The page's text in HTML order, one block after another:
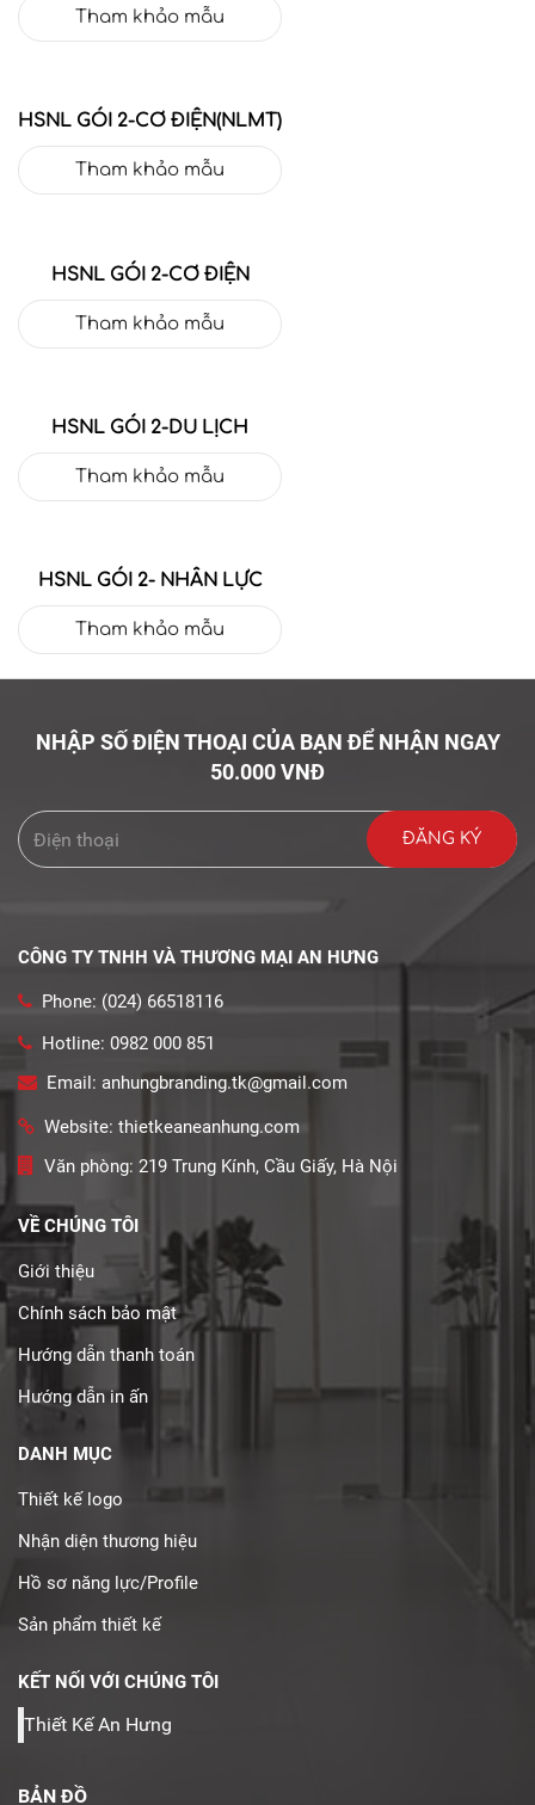
Tham khảo mẫu
HSNL GÓI 2-CƠ ĐIỆN(NLMT)
Tham khảo mẫu
HSNL GÓI 2-CƠ ĐIỆN
Tham khảo mẫu
HSNL GÓI 2-DU LỊCH
Tham khảo mẫu
HSNL GÓI 2- NHÂN LỰC
Tham khảo mẫu
NHẬP SỐ ĐIỆN THOẠI CỦA BẠN ĐỂ NHẬN NGAY
50.000 VNĐ
CÔNG TY TNHH VÀ THƯƠNG MẠI AN HƯNG
Phone: (024) 66518116
Hotline: 0982 000 851
Email: anhungbranding.tk@gmail.com
Website: thietkeaneanhung.com
Văn phòng: 219 Trung Kính, Cầu Giấy, Hà Nội
VỀ CHÚNG TÔI
Giới thiệu
Chính sách bảo mật
Hướng dẫn thanh toán
Hướng dẫn in ấn
DANH MỤC
Thiết kế logo
Nhận diện thương hiệu
Hồ sơ năng lực/Profile
Sản phẩm thiết kế
KẾT NỐI VỚI CHÚNG TÔI
Thiết Kế An Hưng
BẢN ĐỒ